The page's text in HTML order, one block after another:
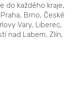
do každého kraje,
Brno, České
Vary, Liberec,
nad Labem, Zlín,